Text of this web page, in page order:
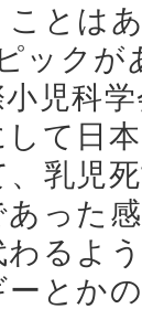
ことは
ックが
児科
て日
乳児
った
るよ
とか